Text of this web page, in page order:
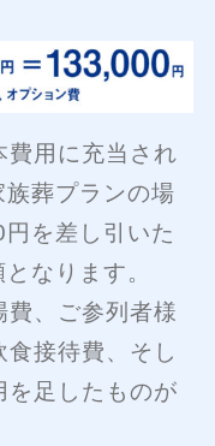
費用に充当され
葬プランの場
を差し引いた
なります。
費、ご参列者様
接待費、そし
を足したものが